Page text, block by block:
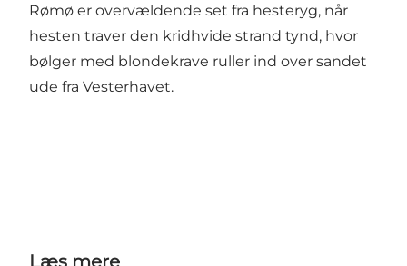
Rømø er overvældende set fra hesteryg, når
hesten traver den kridhvide strand tynd, hvor
bølger med blondekrave ruller ind over sandet
ude fra Vesterhavet.
Læs mere